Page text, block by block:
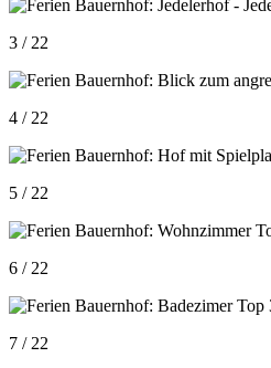
3 / 22
4 / 22
5 / 22
6 / 22
7 / 22